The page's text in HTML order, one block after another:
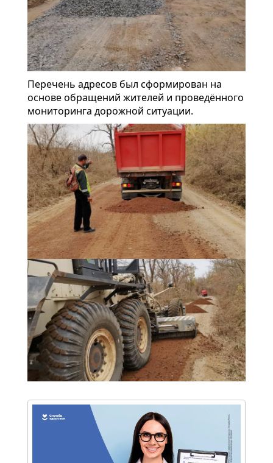
Перечень адресов был сформирован на
основе обращений жителей и проведённого
мониторинга дорожной ситуации.